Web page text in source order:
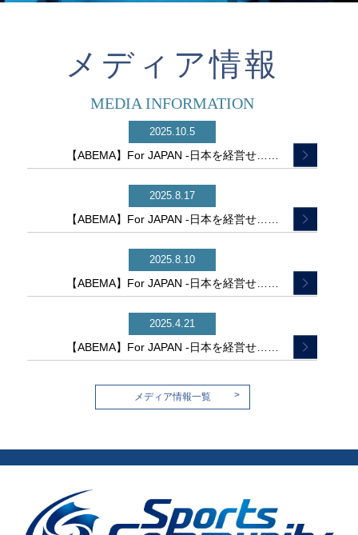
メディア情報
MEDIA INFORMATION
2025.10.5
【ABEMA】For JAPAN -日本を経営せ……
2025.8.17
【ABEMA】For JAPAN -日本を経営せ……
2025.8.10
【ABEMA】For JAPAN -日本を経営せ……
2025.4.21
【ABEMA】For JAPAN -日本を経営せ……
メディア情報一覧 >